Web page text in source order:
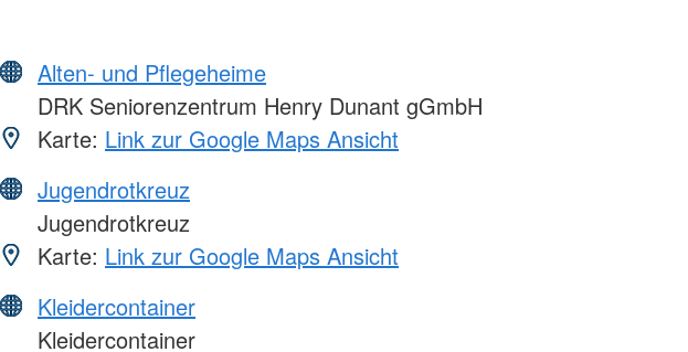
Alten- und Pflegeheime
DRK Seniorenzentrum Henry Dunant gGmbH
Karte: Link zur Google Maps Ansicht
Jugendrotkreuz
Jugendrotkreuz
Karte: Link zur Google Maps Ansicht
Kleidercontainer
Kleidercontainer